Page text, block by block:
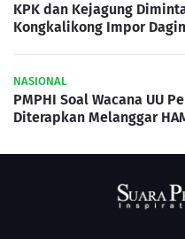
KPK dan Kejagung
Kongkalikong Impor
NASIONAL
PMPHI Soal Wacana UU
Diterapkan Melanggar